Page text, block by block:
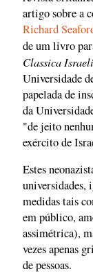
artigo sobre a
Richard
de um livro
Classica
Universidade
papelada de
da
"de jeito
exército de
Estes
universidades,
medidas tais
em público,
assimétrica),
vezes apenas
de pessoas.